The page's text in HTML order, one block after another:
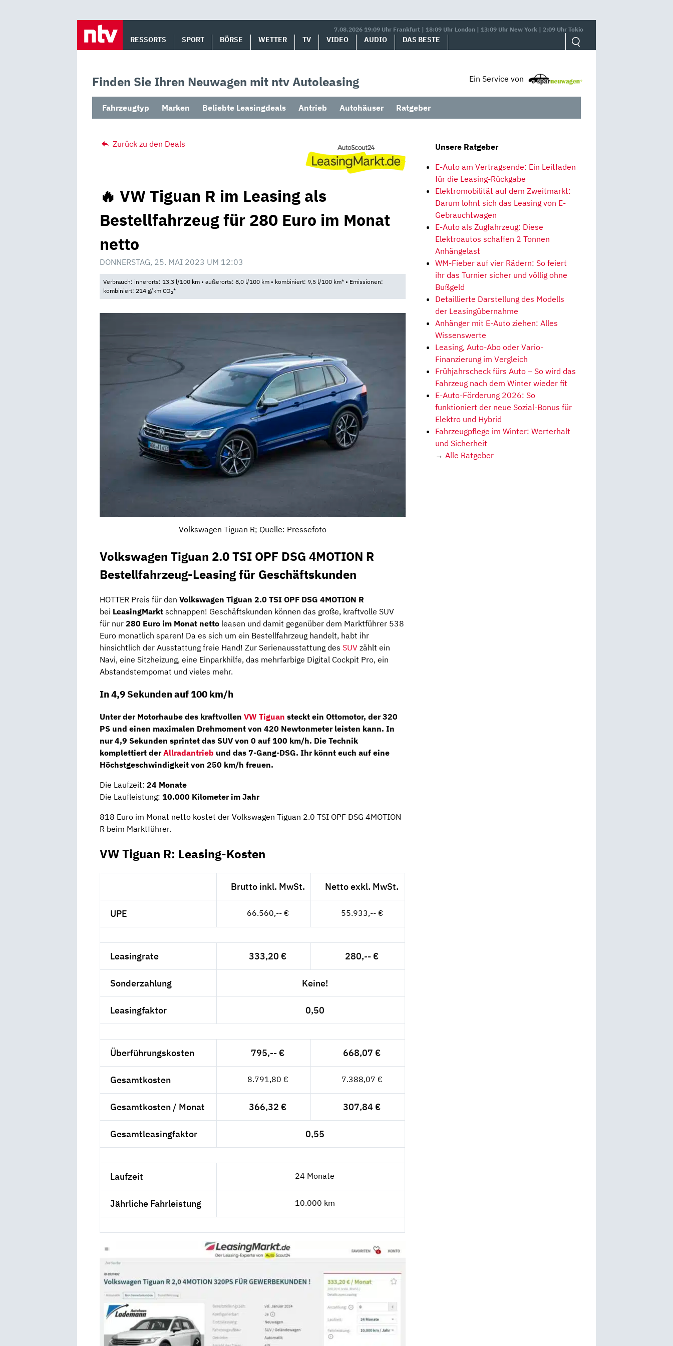
7.08.2026 19:09 Uhr Frankfurt | 18:09 Uhr London | 13:09 Uhr New York | 2:09 Uhr Tokio
RESSORTS SPORT BÖRSE WETTER TV VIDEO AUDIO DAS BESTE
Finden Sie Ihren Neuwagen mit ntv Autoleasing Ein Service von
Fahrzeugtyp Marken Beliebte Leasingdeals Antrieb Autohäuser Ratgeber
Zurück zu den Deals
🔥 VW Tiguan R im Leasing als
Bestellfahrzeug für 280 Euro im Monat
netto
DONNERSTAG, 25. MAI 2023 UM 12:03
Verbrauch: innerorts: 13,3 l/100 km • außerorts: 8,0 l/100 km • kombiniert: 9,5 l/100 km* • Emissionen:
kombiniert: 214 g/km CO2*
Volkswagen Tiguan R; Quelle: Pressefoto
Volkswagen Tiguan 2.0 TSI OPF DSG 4MOTION R
Bestellfahrzeug-Leasing für Geschäftskunden
HOTTER Preis für den Volkswagen Tiguan 2.0 TSI OPF DSG 4MOTION R
bei LeasingMarkt schnappen! Geschäftskunden können das große, kraftvolle SUV
für nur 280 Euro im Monat netto leasen und damit gegenüber dem Marktführer 538
Euro monatlich sparen! Da es sich um ein Bestellfahrzeug handelt, habt ihr
hinsichtlich der Ausstattung freie Hand! Zur Serienausstattung des SUV zählt ein
Navi, eine Sitzheizung, eine Einparkhilfe, das mehrfarbige Digital Cockpit Pro, ein
Abstandstempomat und vieles mehr.
In 4,9 Sekunden auf 100 km/h
Unter der Motorhaube des kraftvollen VW Tiguan steckt ein Ottomotor, der320
PS und einen maximalen Drehmoment von 420 Newtonmeter leisten kann. In
nur 4,9 Sekunden sprintet das SUV von 0 auf 100 km/h. Die Technik
komplettiert derAllradantrieb und das 7-Gang-DSG. Ihr könnt euch auf eine
Höchstgeschwindigkeit von 250 km/h freuen.
Die Laufzeit: 24 Monate
Die Laufleistung: 10.000 Kilometer im Jahr
818 Euro im Monat netto kostet der Volkswagen Tiguan 2.0 TSI OPF DSG 4MOTION
R beim Marktführer.
VW Tiguan R: Leasing-Kosten
Brutto inkl. MwSt. Netto exkl. MwSt.
UPE 66.560,-- € 55.933,-- €
Leasingrate 333,20 € 280,-- €
Sonderzahlung Keine!
Leasingfaktor 0,50
Überführungskosten 795,-- € 668,07 €
Gesamtkosten 8.791,80 € 7.388,07 €
Gesamtkosten / Monat 366,32 € 307,84 €
Gesamtleasingfaktor 0,55
Laufzeit 24 Monate
Jährliche Fahrleistung 10.000 km
Unsere Ratgeber
E-Auto am Vertragsende: Ein Leitfaden
für die Leasing-Rückgabe
Elektromobilität auf dem Zweitmarkt:
Darum lohnt sich das Leasing von E-
Gebrauchtwagen
E-Auto als Zugfahrzeug: Diese
Elektroautos schaffen 2 Tonnen
Anhängelast
WM-Fieber auf vier Rädern: So feiert
ihr das Turnier sicher und völlig ohne
Bußgeld
Detaillierte Darstellung des Modells
der Leasingübernahme
Anhänger mit E-Auto ziehen: Alles
Wissenswerte
Leasing, Auto-Abo oder Vario-
Finanzierung im Vergleich
Frühjahrscheck fürs Auto – So wird das
Fahrzeug nach dem Winter wieder fit
E-Auto-Förderung 2026: So
funktioniert der neue Sozial-Bonus für
Elektro und Hybrid
Fahrzeugpflege im Winter: Werterhalt
und Sicherheit
→ Alle Ratgeber